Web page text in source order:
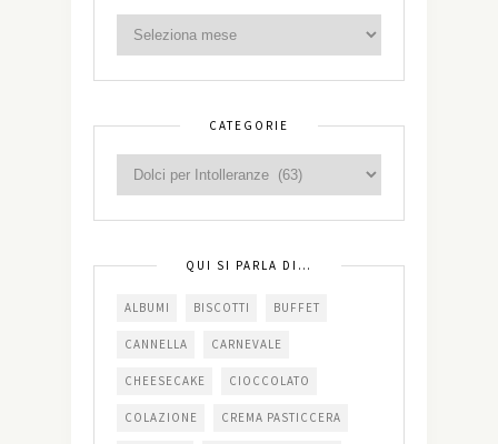
CATEGORIE
QUI SI PARLA DI…
ALBUMI BISCOTTI BUFFET
CANNELLA CARNEVALE
CHEESECAKE CIOCCOLATO
COLAZIONE CREMA PASTICCERA